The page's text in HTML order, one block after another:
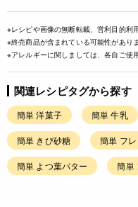
※レシピや画像の無断転載、営利目的利
※終売商品が含まれている可能性があり
※アレルギーに関しましては、各自ご使
関連レシピタグから探す
簡単 洋菓子 簡単 牛乳
簡単 きび砂糖 簡単 フ
簡単 よつ葉バター 簡単